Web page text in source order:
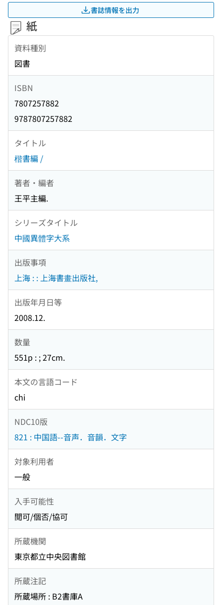
書誌情報を出力
紙
資料種別
図書
ISBN
7807257882
9787807257882
タイトル
楷書編 /
著者・編者
王平主編.
シリーズタイトル
中國異體字大系
出版事項
上海 : : 上海書畫出版社,
出版年月日等
2008.12.
数量
551p : ; 27cm.
本文の言語コード
chi
NDC10版
821 : 中国語--音声．音韻．文字
対象利用者
一般
入手可能性
閲可/個否/協可
所蔵機関
東京都立中央図書館
所蔵注記
所蔵場所 : B2書庫A